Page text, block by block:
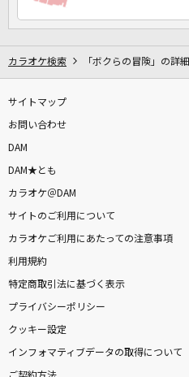
カラオケ検索 「ボクらの冒険」の詳細
サイトマップ
お問い合わせ
DAM
DAM★とも
カラオケ＠DAM
サイトのご利用について
カラオケご利用にあたっての注意事項
利用規約
特定商取引法に基づく表示
プライバシーポリシー
クッキー設定
インフォマティブデータの取得について